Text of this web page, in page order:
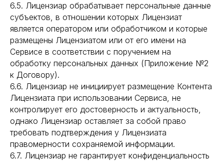
6.5. Лицензиар обрабатывает персональные данные
субъектов, в отношении которых Лицензиат
является оператором или обработчиком и которые
размещены Лицензиатом или от его имени на
Сервисе в соответствии с поручением на
обработку персональных данных (Приложение №2
к Договору).
6.6. Лицензиар не инициирует размещение Контента
Лицензиата при использовании Сервиса, не
контролирует его достоверность и актуальность,
однако Лицензиар оставляет за собой право
требовать подтверждения у Лицензиата
правомерности сохраняемой информации.
6.7. Лицензиар не гарантирует конфиденциальность